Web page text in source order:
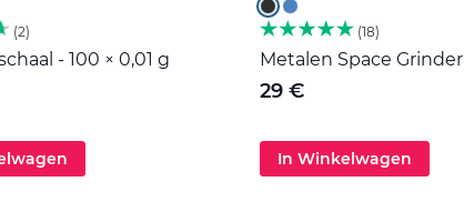
2
- 100 × 0,01 g
18
Metalen Space Grinder
29 €
In Winkelwagen